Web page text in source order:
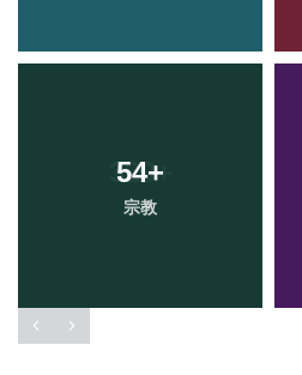
54+
宗教